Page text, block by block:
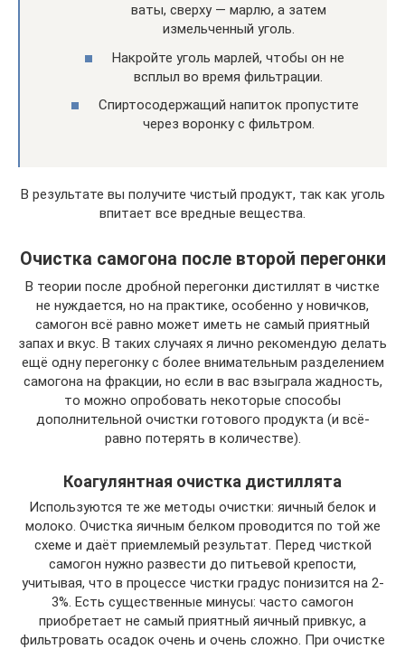
ваты, сверху — марлю, а затем
измельченный уголь.
Накройте уголь марлей, чтобы он не
всплыл во время фильтрации.
Спиртосодержащий напиток пропустите
через воронку с фильтром.
В результате вы получите чистый продукт, так как уголь
впитает все вредные вещества.
Очистка самогона после второй перегонки
В теории после дробной перегонки дистиллят в чистке
не нуждается, но на практике, особенно у новичков,
самогон всё равно может иметь не самый приятный
запах и вкус. В таких случаях я лично рекомендую делать
ещё одну перегонку с более внимательным разделением
самогона на фракции, но если в вас взыграла жадность,
то можно опробовать некоторые способы
дополнительной очистки готового продукта (и всё-
равно потерять в количестве).
Коагулянтная очистка дистиллята
Используются те же методы очистки: яичный белок и
молоко. Очистка яичным белком проводится по той же
схеме и даёт приемлемый результат. Перед чисткой
самогон нужно развести до питьевой крепости,
учитывая, что в процессе чистки градус понизится на 2-
3%. Есть существенные минусы: часто самогон
приобретает не самый приятный яичный привкус, а
фильтровать осадок очень и очень сложно. При очистке